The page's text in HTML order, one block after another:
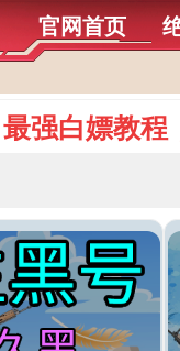
官网首页
强白嫖教